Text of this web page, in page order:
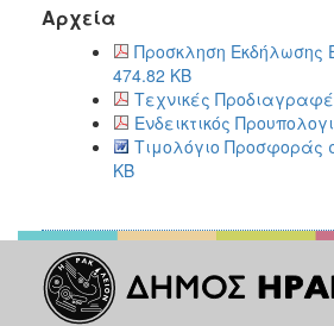
Αρχεία
Προσκληση Εκδήλωσης
474.82 KB
Τεχνικές
Ενδεικτικός
Τιμολόγιο Προσφοράς
KB